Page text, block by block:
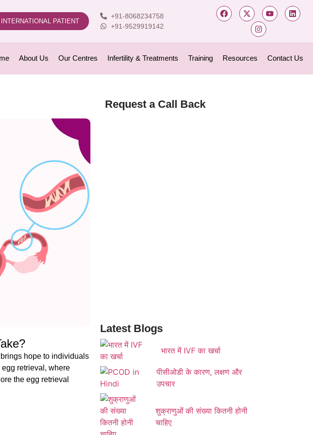
INTERNATIONAL PATIENT
+91-8068234758
+91-9529919142
About Us Our Centres Infertility & Treatments Training Resources Contact Us
hope to individuals
retrieval, where
the egg retrieval
Request a Call Back
Latest Blogs
भारत में IVF का खर्चा
पीसीओडी के कारण, लक्षण और
उपचार
शुक्राणुओं की संख्या कितनी होनी
चाहिए